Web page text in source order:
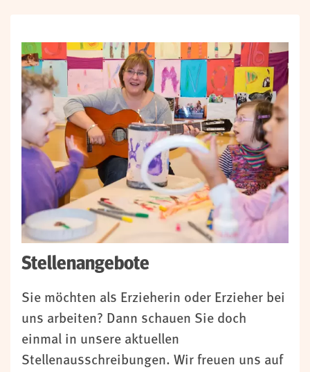
Stellenangebote
Sie möchten als Erzieherin oder Erzieher bei
uns arbeiten? Dann schauen Sie doch
einmal in unsere aktuellen
Stellenausschreibungen. Wir freuen uns auf